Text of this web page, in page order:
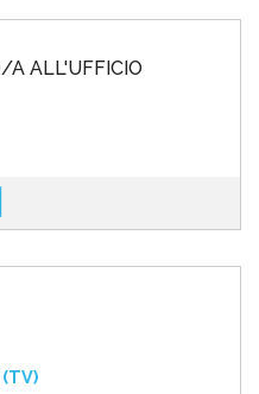
ALL'UFFICIO